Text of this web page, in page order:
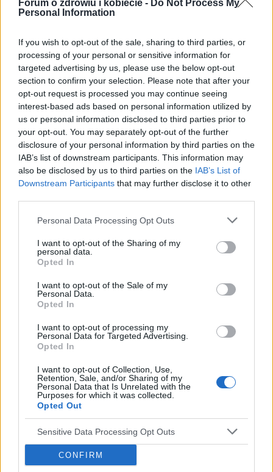
Forum o zdrowiu i kobiecie - Do Not Process My
Personal Information
If you wish to opt-out of the sale, sharing to third parties, or
processing of your personal or sensitive information for
targeted advertising by us, please use the below opt-out
section to confirm your selection. Please note that after your
opt-out request is processed you may continue seeing
interest-based ads based on personal information utilized by
us or personal information disclosed to third parties prior to
your opt-out. You may separately opt-out of the further
disclosure of your personal information by third parties on the
IAB’s list of downstream participants. This information may
also be disclosed by us to third parties on the IAB’s List of
Downstream Participants that may further disclose it to other
Personal Data Processing Opt Outs
I want to opt-out of the Sharing of my
personal data.
Opted In
I want to opt-out of the Sale of my
Personal Data.
Opted In
I want to opt-out of processing my
Personal Data for Targeted Advertising.
Opted In
I want to opt-out of Collection, Use,
Retention, Sale, and/or Sharing of my
Personal Data that Is Unrelated with the
Purposes for which it was collected.
Opted Out
Sensitive Data Processing Opt Outs
CONFIRM
Reklama: